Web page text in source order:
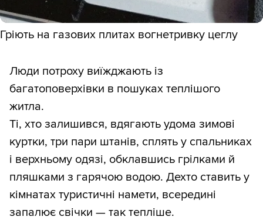
Гріють на газових плитах вогнетривку цеглу
Люди потроху виїжджають із
багатоповерхівки в пошуках теплішого
житла.
Ті, хто залишився, вдягають удома зимові
куртки, три пари штанів, сплять у спальниках
і верхньому одязі, обклавшись грілками й
пляшками з гарячою водою. Дехто ставить у
кімнатах туристичні намети, всередині
запалює свічки — так тепліше.